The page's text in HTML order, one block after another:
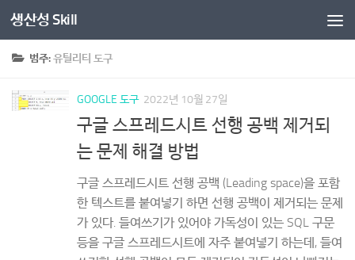
콘텐츠로 건너뛰기
생산성 Skill
범주:유틸리티 도구
GOOGLE 도구 2022년 10월 27일
구글 스프레드시트 선행 공백 제거되
는 문제 해결 방법
구글 스프레드시트 선행 공백 (Leading space)을 포함
한 텍스트를 붙여넣기 하면 선행 공백이 제거되는 문제
가 있다. 들여쓰기가 있어야 가독성이 있는 SQL 구문
등을 구글 스프레드시트에 자주 붙여넣기 하는데, 들여